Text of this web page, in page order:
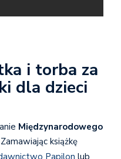
i torba za
dla dzieci
Międzynarodowego
książkę
Papilon lub